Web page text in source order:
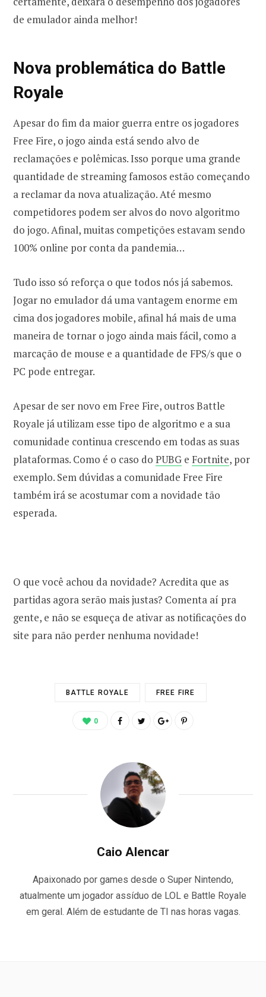
de emulador ainda melhor!
Nova problemática do Battle
Royale
Apesar do fim da maior guerra entre os jogadores
Free Fire, o jogo ainda está sendo alvo de
reclamações e polêmicas. Isso porque uma grande
quantidade de streaming famosos estão começando
a reclamar da nova atualização. Até mesmo
competidores podem ser alvos do novo algoritmo
do jogo. Afinal, muitas competições estavam sendo
100% online por conta da pandemia…
Tudo isso só reforça o que todos nós já sabemos.
Jogar no emulador dá uma vantagem enorme em
cima dos jogadores mobile, afinal há mais de uma
maneira de tornar o jogo ainda mais fácil, como a
marcação de mouse e a quantidade de FPS/s que o
PC pode entregar.
Apesar de ser novo em Free Fire, outros Battle
Royale já utilizam esse tipo de algoritmo e a sua
comunidade continua crescendo em todas as suas
plataformas. Como é o caso do PUBG e Fortnite, por
exemplo. Sem dúvidas a comunidade Free Fire
também irá se acostumar com a novidade tão
esperada.
O que você achou da novidade? Acredita que as
partidas agora serão mais justas? Comenta aí pra
gente, e não se esqueça de ativar as notificações do
site para não perder nenhuma novidade!
BATTLE ROYALE FREE FIRE
0
Caio Alencar
Apaixonado por games desde o Super Nintendo,
atualmente um jogador assíduo de LOL e Battle Royale
em geral. Além de estudante de TI nas horas vagas.